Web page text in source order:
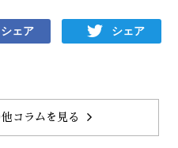
シェア シェア
コラムを見る